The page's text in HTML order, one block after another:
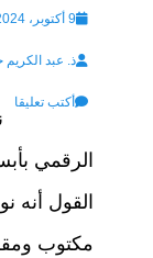
Posted
on
9 أكتوبر، 2024
Author
ذ. عبد
أكتب تعليقا
الرقمي
القول أنه
مكتوب